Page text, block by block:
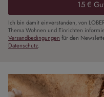
15 €
Ich bin damit einverstanden, von
Thema Wohnen und Einrichten
Versandbedingungen für den
Datenschutz.